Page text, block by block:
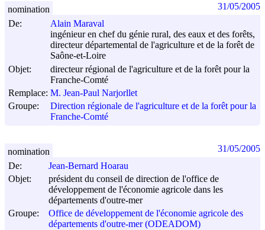
De:
Alain Maraval
ingénieur en chef du génie rural, des eaux et des forêts,
directeur départemental de l'agriculture et de la forêt de
Saône-et-Loire
Objet:
directeur régional de l'agriculture et de la forêt pour la
Franche-Comté
Remplace: M. Jean-Paul Narjorllet
Groupe:
Direction régionale de l'agriculture et de la forêt pour la
Franche-Comté
nomination 31/05/2005
De:
Jean-Bernard Hoarau
Objet:
président du conseil de direction de l'office de
développement de l'économie agricole dans les
départements d'outre-mer
Groupe:
Office de développement de l'économie agricole des
départements d'outre-mer (ODEADOM)
nomination 31/05/2005